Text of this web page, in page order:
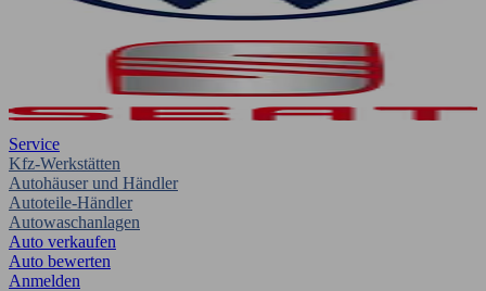
Service
Kfz-Werkstätten
Autohäuser und Händler
Autoteile-Händler
Autowaschanlagen
Auto verkaufen
Auto bewerten
Anmelden